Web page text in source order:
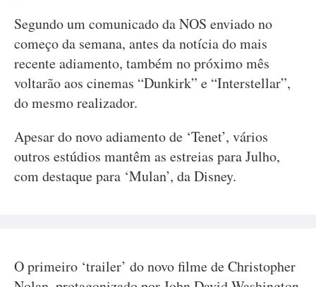
Segundo um comunicado da NOS enviado no
começo da semana, antes da notícia do mais
recente adiamento, também no próximo mês
voltarão aos cinemas “Dunkirk” e “Interstellar”,
do mesmo realizador.
Apesar do novo adiamento de ‘Tenet’, vários
outros estúdios mantêm as estreias para Julho,
com destaque para ‘Mulan’, da Disney.
O primeiro ‘trailer’ do novo filme de Christopher